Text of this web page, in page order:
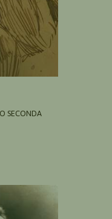
SECONDA